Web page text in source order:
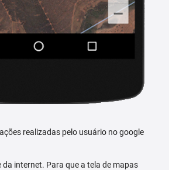
realizadas pelo usuário no google
da internet. Para que a tela de mapas